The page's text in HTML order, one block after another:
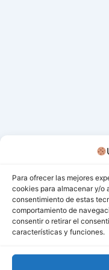
Para ofrecer las mejores
cookies para almacenar y/o
consentimiento de estas
comportamiento de
consentir o retirar el
características y funciones.